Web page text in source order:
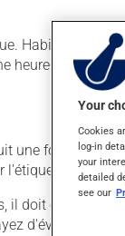
heure.
une fois par
l'étiquette. N'en
il doit être
d'éviter les
Your
Cookies
log-in
your
detailed
see our